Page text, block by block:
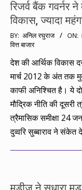
रिजर्व बैंक गवर्नर
विकास, ज्यादा
2011-
12-
22
BY: अनिल रघुराज ON:
वित्त बाजार
देश की आर्थिक विकास
मार्च 2012 के अंत तक
काफी अनिश्चित है। ये
मौद्रिक नीति की दूसरी
त्रैमासिक समीक्षा 24
दुव्वरि सुब्बाराव ने